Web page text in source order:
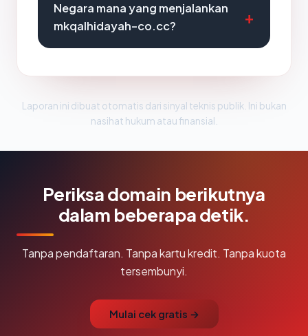
Negara mana yang menjalankan
mkqalhidayah-co.cc?
Laporan ini dibuat otomatis dari sinyal teknis publik. Ini bukan
nasihat hukum atau finansial.
Periksa domain berikutnya
dalam beberapa detik.
Tanpa pendaftaran. Tanpa kartu kredit. Tanpa kuota
tersembunyi.
Mulai cek gratis →